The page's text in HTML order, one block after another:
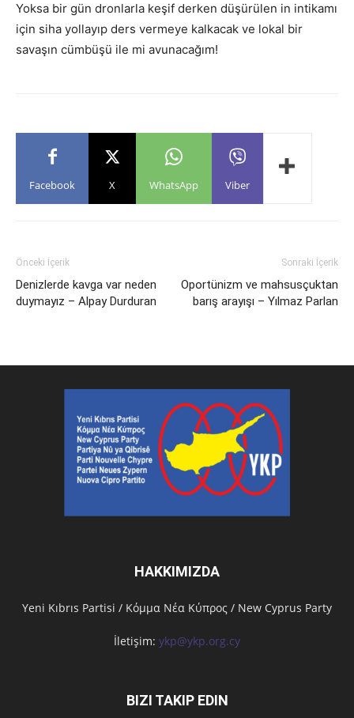
Yoksa bir gün dronlarla keşif derken düşürülen in intikamı
için siha yollayıp ders vermeye kalkacak ve lokal bir
savaşın cümbüşü ile mi avunacağım!
Facebook X WhatsApp Viber
Önceki İçerik
Denizlerde kavga var neden
duymayız – Alpay Durduran
Sonraki İçerik
Oportünizm ve mahsusçuktan
barış arayışı – Yılmaz Parlan
HAKKIMIZDA
Υeni Kıbrıs Partisi / Κόμμα Νέα Κύπρος / New Cyprus Party
İletişim: ykp@ykp.org.cy
BIZI TAKIP EDIN